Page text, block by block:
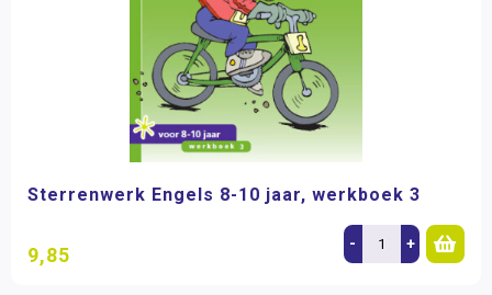
Sterrenwerk Engels 8-10 jaar, werkboek 3
9,85 - +